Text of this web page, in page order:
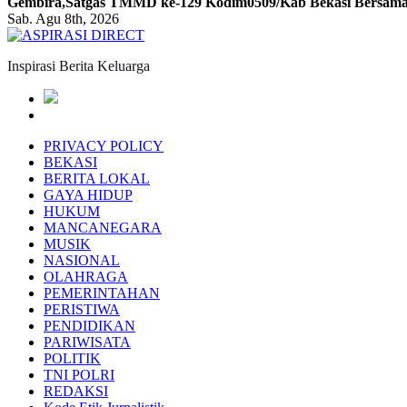
Sab. Agu 8th, 2026
Inspirasi Berita Keluarga
PRIVACY POLICY
BEKASI
BERITA LOKAL
GAYA HIDUP
HUKUM
MANCANEGARA
MUSIK
NASIONAL
OLAHRAGA
PEMERINTAHAN
PERISTIWA
PENDIDIKAN
PARIWISATA
POLITIK
TNI POLRI
REDAKSI